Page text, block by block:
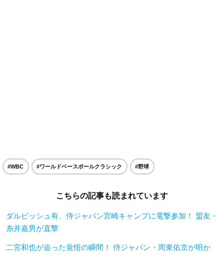
#WBC #ワールドベースボールクラシック #野球
こちらの記事も読まれています
ダルビッシュ有、侍ジャパン宮崎キャンプに電撃参加！ 盟友・
糸井嘉男が直撃
二宮和也が迫った覚悟の瞬間！ 侍ジャパン・周東佑京が明か